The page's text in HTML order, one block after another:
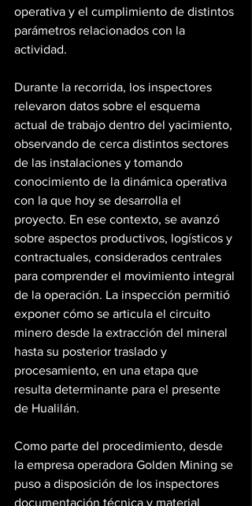
operativa y el cumplimiento de distintos
parámetros relacionados con la
actividad.
Durante la recorrida, los inspectores
relevaron datos sobre el esquema
actual de trabajo dentro del yacimiento,
observando de cerca distintos sectores
de las instalaciones y tomando
conocimiento de la dinámica operativa
con la que hoy se desarrolla el
proyecto. En ese contexto, se avanzó
sobre aspectos productivos, logísticos y
contractuales, considerados centrales
para comprender el movimiento integral
de la operación. La inspección permitió
exponer cómo se articula el circuito
minero desde la extracción del mineral
hasta su posterior traslado y
procesamiento, en una etapa que
resulta determinante para el presente
de Hualilán.
Como parte del procedimiento, desde
la empresa operadora Golden Mining se
puso a disposición de los inspectores
documentación técnica y material